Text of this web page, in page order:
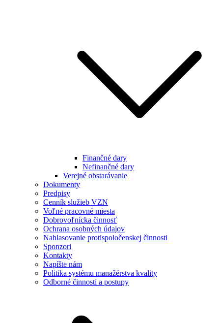
Finančné dary
Nefinančné dary
Verejné obstarávanie
Dokumenty
Predpisy
Cenník služieb VZN
Voľné pracovné miesta
Dobrovoľnícka činnosť
Ochrana osobných údajov
Nahlasovanie protispoločenskej činnosti
Sponzori
Kontakty
Napíšte nám
Politika systému manažérstva kvality
Odborné činnosti a postupy